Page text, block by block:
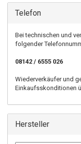
Telefon
Bei technischen und
folgender
08142 / 6555 026
Wiederverkäufer und
Einkaufsskonditionen
Hersteller